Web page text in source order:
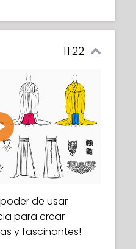
11:22
Play
de usar
para crear
y fascinantes!